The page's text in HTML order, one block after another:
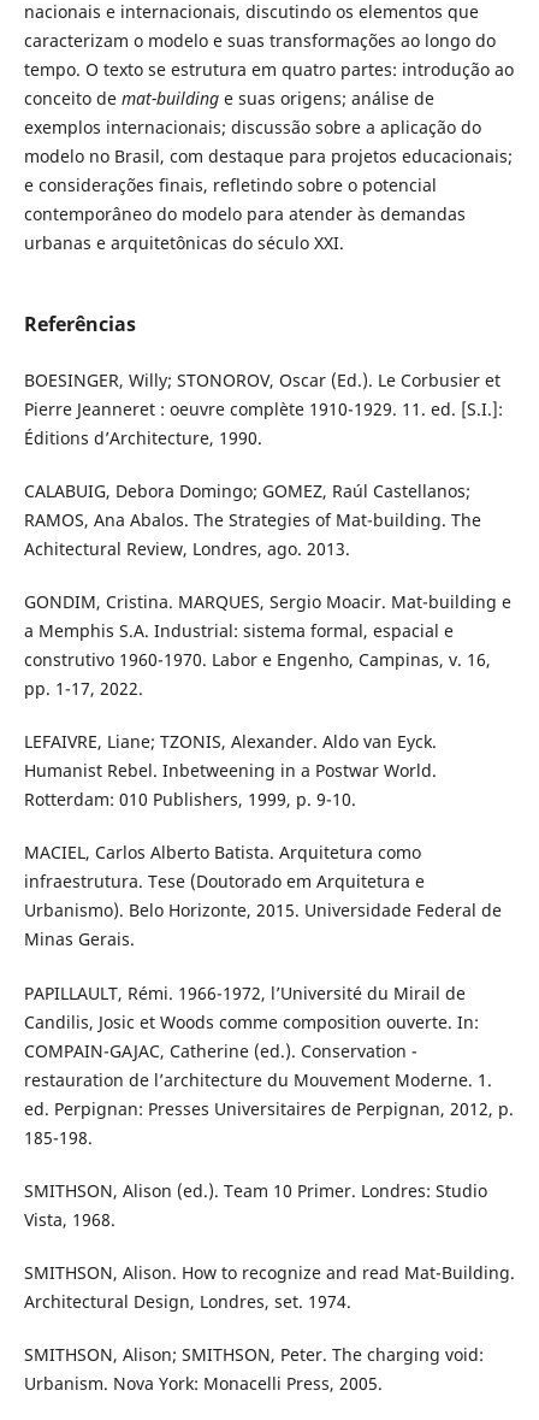
nacionais e internacionais, discutindo os elementos que
caracterizam o modelo e suas transformações ao longo do
tempo. O texto se estrutura em quatro partes: introdução ao
conceito de mat-buildinge suas origens; análise de
exemplos internacionais; discussão sobre a aplicação do
modelo no Brasil, com destaque para projetos educacionais;
e considerações finais, refletindo sobre o potencial
contemporâneo do modelo para atender às demandas
urbanas e arquitetônicas do século XXI.
Referências
BOESINGER, Willy; STONOROV, Oscar (Ed.). Le Corbusier et
Pierre Jeanneret : oeuvre complète 1910-1929. 11. ed. [S.I.]:
Éditions d’Architecture, 1990.
CALABUIG, Debora Domingo; GOMEZ, Raúl Castellanos;
RAMOS, Ana Abalos. The Strategies of Mat-building. The
Achitectural Review, Londres, ago. 2013.
GONDIM, Cristina. MARQUES, Sergio Moacir. Mat-building e
a Memphis S.A. Industrial: sistema formal, espacial e
construtivo 1960-1970. Labor e Engenho, Campinas, v. 16,
pp. 1-17, 2022.
LEFAIVRE, Liane; TZONIS, Alexander. Aldo van Eyck.
Humanist Rebel. Inbetweening in a Postwar World.
Rotterdam: 010 Publishers, 1999, p. 9-10.
MACIEL, Carlos Alberto Batista. Arquitetura como
infraestrutura. Tese (Doutorado em Arquitetura e
Urbanismo). Belo Horizonte, 2015. Universidade Federal de
Minas Gerais.
PAPILLAULT, Rémi. 1966-1972, l’Université du Mirail de
Candilis, Josic et Woods comme composition ouverte. In:
COMPAIN-GAJAC, Catherine (ed.). Conservation -
restauration de l’architecture du Mouvement Moderne. 1.
ed. Perpignan: Presses Universitaires de Perpignan, 2012, p.
185-198.
SMITHSON, Alison (ed.). Team 10 Primer. Londres: Studio
Vista, 1968.
SMITHSON, Alison. How to recognize and read Mat-Building.
Architectural Design, Londres, set. 1974.
SMITHSON, Alison; SMITHSON, Peter. The charging void:
Urbanism. Nova York: Monacelli Press, 2005.